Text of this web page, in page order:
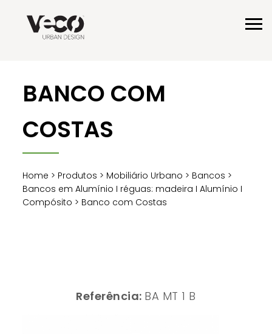
BANCO COM
COSTAS
Home > Produtos > Mobiliário Urbano > Bancos >
Bancos em Alumínio I réguas: madeira I Alumínio I
Compósito > Banco com Costas
Referência: BA MT 1 B